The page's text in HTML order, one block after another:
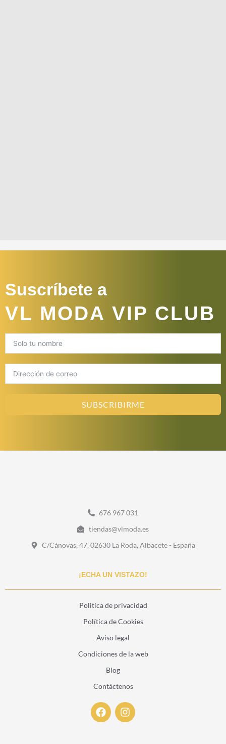
Suscríbete a
VL MODA VIP CLUB
SUBSCRIBIRME
676 967 031
tiendas@vlmoda.es
C/Cánovas, 47, 02630 La Roda, Albacete - España
¡ECHA UN VISTAZO!
Politica de privacidad
Política de Cookies
Aviso legal
Condiciones de la web
Blog
Contáctenos
F
a
I
n